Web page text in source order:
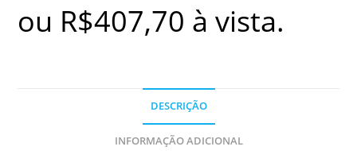
ou R$407,70 à vista.
DESCRIÇÃO
INFORMAÇÃO ADICIONAL